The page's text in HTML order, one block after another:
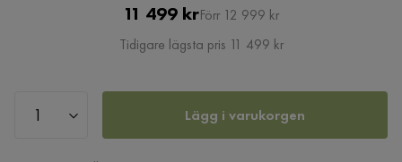
Pris
11 499 krOriginal
Pris
Förr 12 999 kr
Tidigare lägsta pris 11 499 kr
Lägg i varukorgen